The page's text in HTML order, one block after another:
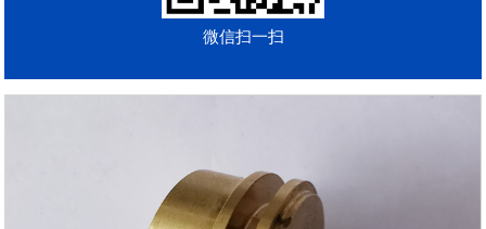
微信扫一扫